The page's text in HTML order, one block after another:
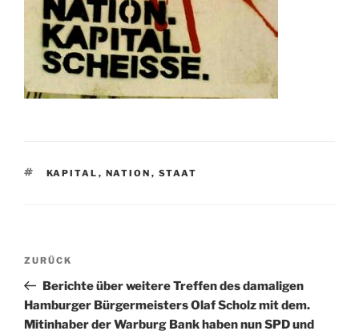
SCHLAGWÖRTER
KAPITAL , NATION , STAAT
Beitragsnavigation
Vorheriger
Beitrag
ZURÜCK
Berichte über weitere Treffen des damaligen
Hamburger Bürgermeisters Olaf Scholz mit dem.
Mitinhaber der Warburg Bank haben nun SPD und